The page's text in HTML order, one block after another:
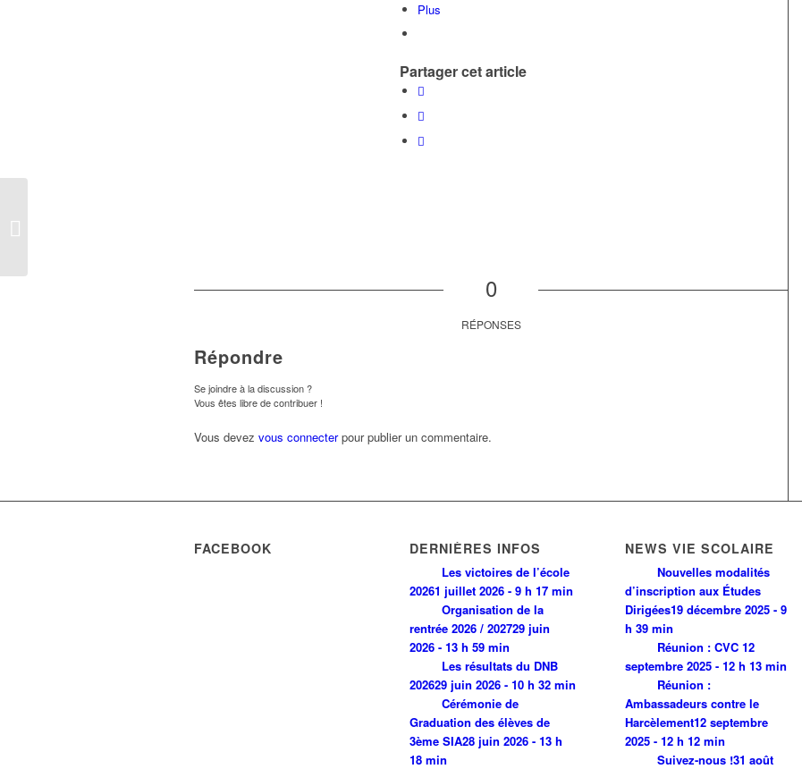
Plus
Partager cet article
0
RÉPONSES
Répondre
Se joindre à la discussion ?
Vous êtes libre de contribuer !
Vous devez vous connecterpour publier un commentaire.
FACEBOOK DERNIÈRES INFOS
Les victoires de l’école
20261 juillet 2026 - 9 h 17 min
Organisation de la
rentrée 2026 / 202729 juin
2026 - 13 h 59 min
Les résultats du DNB
202629 juin 2026 - 10 h 32 min
Cérémonie de
Graduation des élèves de
3ème SIA28 juin 2026 - 13 h
18 min
NEWS VIE SCOLAIRE
Nouvelles modalités
d’inscription aux Études
Dirigées19 décembre 2025 - 9
h 39 min
Réunion : CVC12
septembre 2025 - 12 h 13 min
Réunion :
Ambassadeurs contre le
Harcèlement12 septembre
2025 - 12 h 12 min
Suivez-nous !31 août